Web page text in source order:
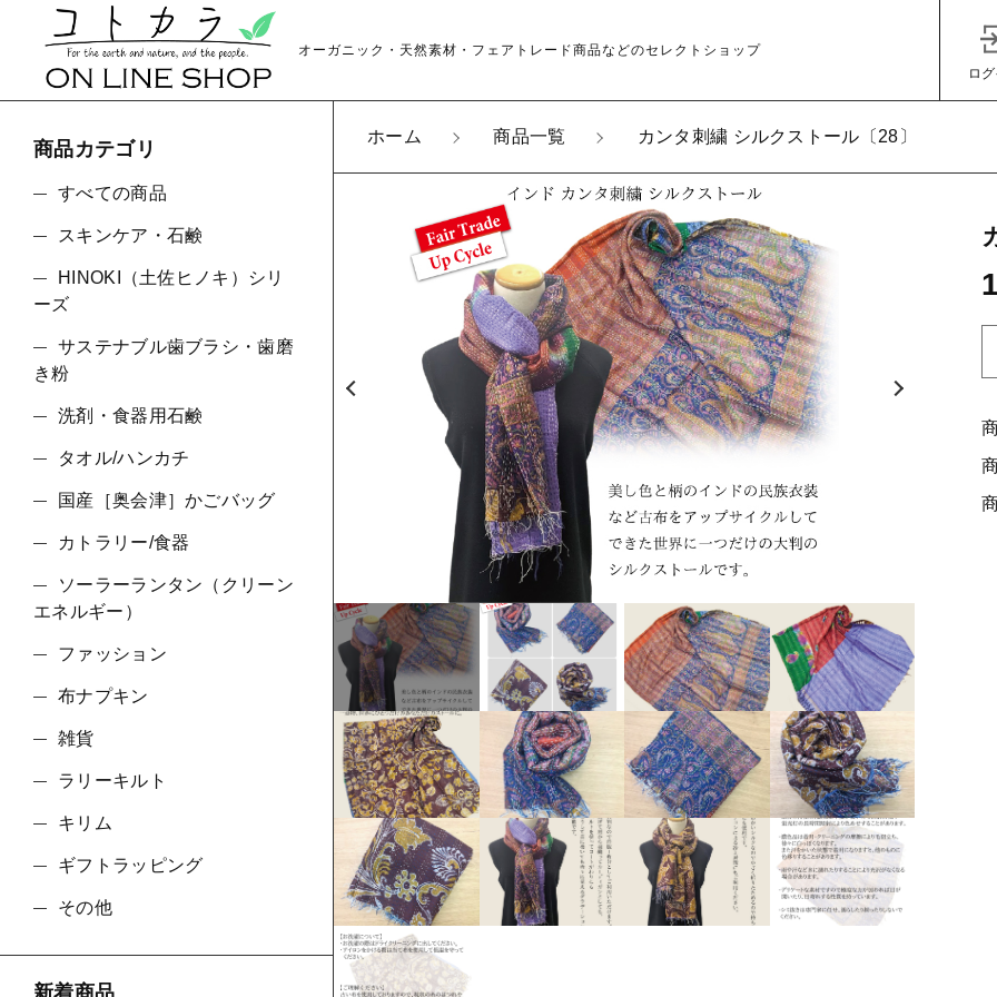
オーガニック・天然素材・フェアトレード商品などのセレクトショップ
ロ
ホーム 商品一覧 カンタ刺繍 シルクストール〔28〕
商品カテゴリ
すべての商品
スキンケア・石鹸
HINOKI（土佐ヒノキ）シリ
ーズ
サステナブル歯ブラシ・歯磨
き粉
洗剤・食器用石鹸
タオル/ハンカチ
国産［奥会津］かごバッグ
カトラリー/食器
ソーラーランタン（クリーン
エネルギー）
ファッション
布ナプキン
雑貨
ラリーキルト
キリム
ギフトラッピング
その他
新着商品
カンタ刺繍 シルクストール〔28〕
数量
ショッピングを続ける カートを確認
親カテゴリ 子カテゴリ
～
その他
在庫あり
並び順